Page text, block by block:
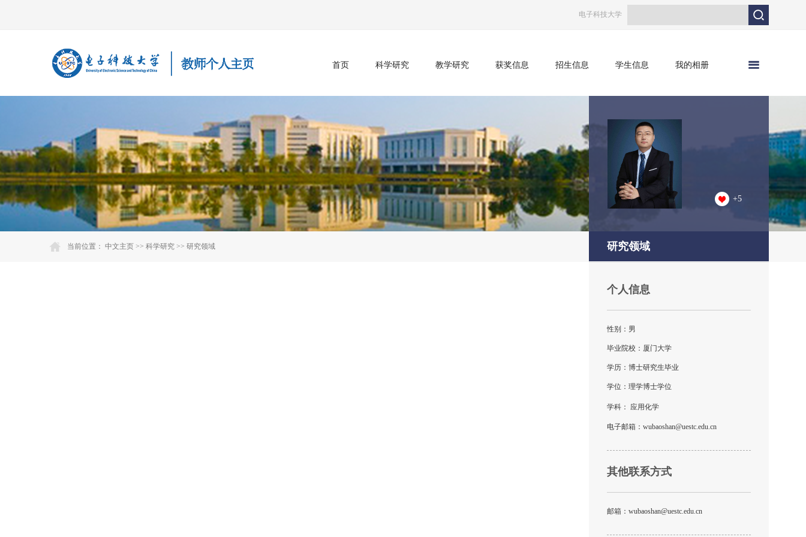
电子科技大学
首页 科学研究 教学研究 获奖信息 招生信息 学生信息 我的相册
当前位置： 中文主页 >> 科学研究 >> 研究领域
+5
研究领域
个人信息
性别：男
毕业院校：厦门大学
学历：博士研究生毕业
学位：理学博士学位
学科： 应用化学
电子邮箱： wubaoshan@uestc.edu.cn
其他联系方式
邮箱： wubaoshan@uestc.edu.cn